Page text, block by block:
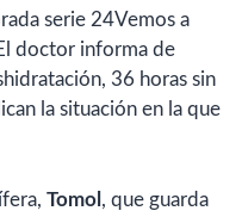
Vemos a
doctor informa de
36 horas sin
la situación en la que
Tomol , que guarda